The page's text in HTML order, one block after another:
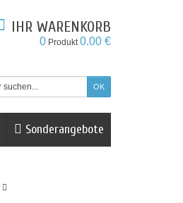
IHR WARENKORB
0 Produkt0.00 €
Sonderangebote